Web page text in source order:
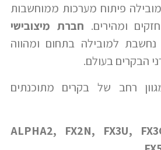
פיתוח מערכות ממוחשבות
ומהירים. חברת מיצובישי
נחשבת למובילה בתחום ומהווה
הבקרים בעולם.
רחב של בקרים מתוכנתים
ALPHA2, FX2N, FX3U,